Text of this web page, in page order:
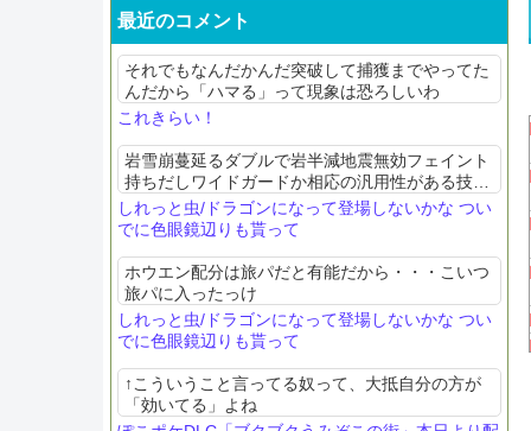
最近のコメント
それでもなんだかんだ突破して捕獲までやってた
んだから「ハマる」って現象は恐ろしいわ
これきらい！
岩雪崩蔓延るダブルで岩半減地震無効フェイント
持ちだしワイドガードか相応の汎用性がある技覚
えてポケチャンに来てくれない？
しれっと虫/ドラゴンになって登場しないかな つい
でに色眼鏡辺りも貰って
ホウエン配分は旅パだと有能だから・・・こいつ
旅パに入ったっけ
しれっと虫/ドラゴンになって登場しないかな つい
でに色眼鏡辺りも貰って
↑こういうこと言ってる奴って、大抵自分の方が
「効いてる」よね